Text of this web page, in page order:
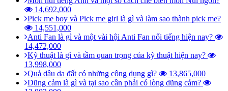
14,692,000
Pick me boy và Pick me girl là gì và làm sao thành pick me?
14,551,000
Anti Fan là gì và một vài hội Anti Fan nổi tiếng hiện nay?
14,472,000
Kỹ thuật là gì và tầm quan trọng của kỹ thuật hiện nay?
13,998,000
Quả dâu da đất có những công dụng gì?
13,865,000
Dũng cảm là gì và tại sao cần phải có lòng dũng cảm?